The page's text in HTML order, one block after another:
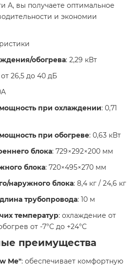
A, вы получаете оптимальное
и экономии
обогрева: 2,29 кВт
от 26,5 до 40 дБ
при охлаждении: 0,71
при обогреве: 0,63 кВт
блока: 729×292×200 мм
блока: 720×495×270 мм
наружного блока: 8,4 кг / 24,6 кг
трубопровода: 10 м
температур: охлаждение от
от -7°C до +24°C
преимущества
Me": обеспечивает комфортную